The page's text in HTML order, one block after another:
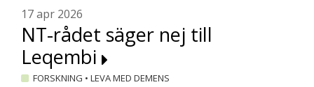
17 apr 2026
NT-rådet säger nej till
Leqembi
FORSKNING • LEVA MED DEMENS